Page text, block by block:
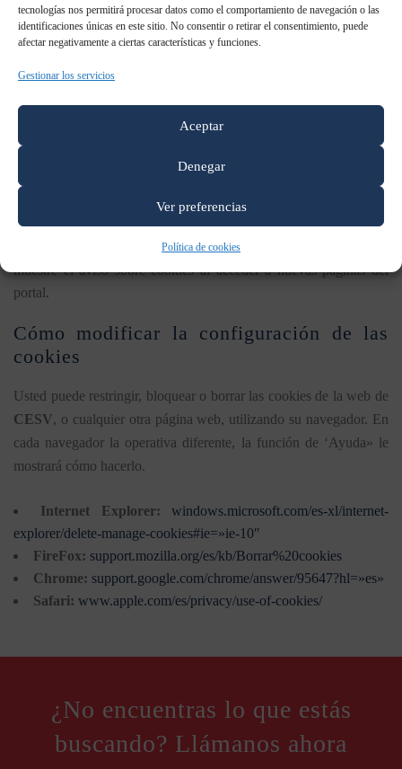
tecnologías nos permitirá procesar datos como el comportamiento de navegación o las
identificaciones únicas en este sitio. No consentir o retirar el consentimiento, puede
afectar negativamente a ciertas características y funciones.
Gestionar los servicios
Aceptar
Denegar
Ver preferencias
Política de cookies
parte inferior de cualquier página del portal con cada inicio de
sesión.
acciones:
acceder a cualquier página del portal durante la presente sesión.
Podrá obtener más información sobre qué son las
cookies, conocer la Política de cookies deCESVy modificar la
configuración de su navegación. Pero esto no evitará que se
muestre el aviso sobre cookies al acceder a nuevas páginas del
portal.
Cómo modificar la configuración de las
cookies
Usted puede restringir, bloquear o borrar las cookies de la web de
CESV, o cualquier otra página web, utilizando su navegador. En
cada navegador la operativa diferente, la función de ‘Ayuda» le
mostrará cómo hacerlo.
Internet Explorer:windows.microsoft.com/es-xl/internet-
explorer/delete-manage-cookies#ie=»ie-10″
FireFox: support.mozilla.org/es/kb/Borrar%20cookies
Chrome: support.google.com/chrome/answer/95647?hl=»es»
Safari: www.apple.com/es/privacy/use-of-cookies/
¿No encuentras lo que estás
buscando? Llámanos ahora